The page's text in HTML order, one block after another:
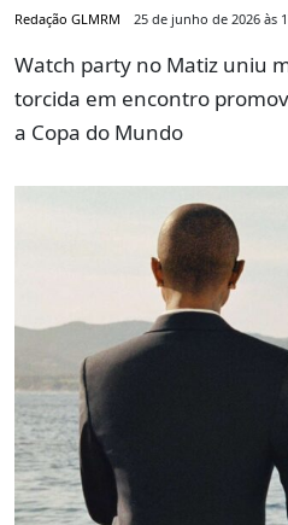
Redação GLMRM 25 de junho de 2026 às
Watch party no Matiz uniu
torcida em encontro
a Copa do Mundo